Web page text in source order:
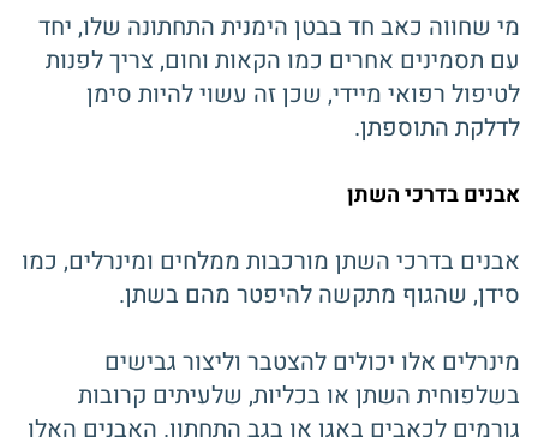
מי שחווה כאב חד בבטן הימנית התחתונה שלו, יחד
עם תסמינים אחרים כמו הקאות וחום, צריך לפנות
לטיפול רפואי מיידי, שכן זה עשוי להיות סימן
לדלקת התוספתן.
אבנים בדרכי השתן
אבנים בדרכי השתן מורכבות ממלחים ומינרלים, כמו
סידן, שהגוף מתקשה להיפטר מהם בשתן.
מינרלים אלו יכולים להצטבר וליצור גבישים
בשלפוחית ​​השתן או בכליות, שלעיתים קרובות
גורמים לכאבים באגן או בגב התחתון. האבנים האלו